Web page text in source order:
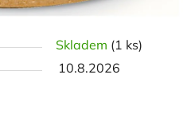
Skladem (1 ks)
10.8.2026